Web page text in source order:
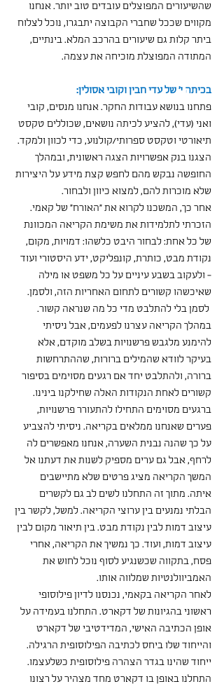
שהשיעורים המפוצלים עובדים טוב יותר. אנחנו
מקווים שככל שחברי הקבוצה יתבגרו, נוכל לצלוח
ביתר קלות גם שיעורים בהרכב המלא. בינתיים,
המתודה המפוצלת מוכיחה את עצמה.
בכיתה י' של עדי חבין וקובי אסולין:
פתחנו בנושא עבודות החקר. אנחנו מנסים, קובי
ואני (עדי), להציע לכיתה נושאים, שכוללים טקסט
תיאורטי וטקסט ספרותי/קולנוע, כדי לכוון ולמקד.
הצגנו בנק אפשרויות הצגה ראשונית, ובמהלך
החופשה נבקש מהם לחפש קצת מידע על היצירות
שלא מוכרות להם, למצוא כיוון ולבחור.
אחר כך, המשכנו לקרוא את ״האורח״ של קאמי.
הזכרתי לתלמידות את משימת הקריאה המכוונת
של כל אחת: לבחור היבט כלשהו: דמויות, מקום,
נקודת מבט, כותרת, קונפליקט, ידע היסטורי ועוד
- ולעקוב בשבע עיניים על כל משפט או מילה
שאיכשהו קשורים לתחום האחריות הזה, ולסמן.
לסמן בלי להתלבט מדי כל מה שנראה קשור.
במהלך הקריאה עצרנו לפעמים, אבל ניסיתי
להימנע מלגבש פרשנויות בשלב מוקדם, אלא
בעיקר לוודא שהמילים ברורות, שההתרחשות
ברורה, ולהתלבט יחד אם רגעים מסוימים בסיפור
קשורים לאחת הנקודות האלה שחילקנו בינינו.
ברגעים מסוימים התחילו להתעורר פרשנויות,
פערים שאנחנו ממלאים בקריאה. ניסיתי להצביע
על כך שהנה נבנית השערה, אנחנו מאפשרים לה
לרחף, אבל גם ערים מספיק לשנות את דעתנו אל
המשך הקריאה מציג פרטים שלא מתיישבים
איתה. מתוך זה התחלנו לשים לב גם לקשרים
הבלתי נמנעים בין ערוצי הקריאה. למשל, לקשר בין
עיצוב דמות לבין נקודת מבט. בין תיאור מקום לבין
עיצוב דמות, ועוד. כך נמשיך את הקריאה, אחרי
פסח, בתקווה שכשנגיע לסוף נוכל לחוש את
האמביוולנטיות שמלווה אותו.
לאחר הקריאה בקאמי, נכנסנו לדיון פילוסופי
ראשוני בהגיונות של דקארט. התחלנו בעמידה על
אופן הכתיבה האישי, המדידטיבי של דקארט
והייחוד שלו ביחס לכתיבה הפילוסופית הרגילה.
ייחוד שהינו בגדר הצהרה פילוסופית כשלעצמו.
התחלנו באופן בו דקארט מחד מצהיר על רצונו